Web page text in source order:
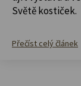
Světě kostiček.
Přečíst celý článek